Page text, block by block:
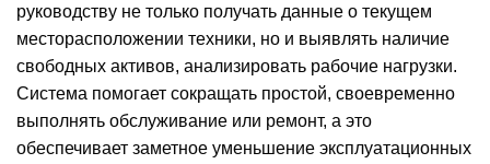
руководству не только получать данные о текущем
месторасположении техники, но и выявлять наличие
свободных активов, анализировать рабочие нагрузки.
Система помогает сокращать простой, своевременно
выполнять обслуживание или ремонт, а это
обеспечивает заметное уменьшение эксплуатационных